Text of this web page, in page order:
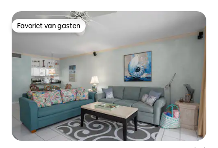
Favoriet van gasten
Favoriet van gasten